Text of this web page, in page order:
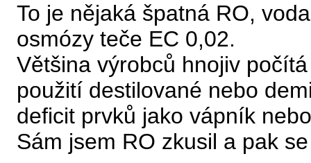
To je nějaká špatná RO,
osmózy teče EC 0,02.
Většina výrobců hnojiv
použití destilované nebo
deficit prvků jako vápník
Sám jsem RO zkusil a pak